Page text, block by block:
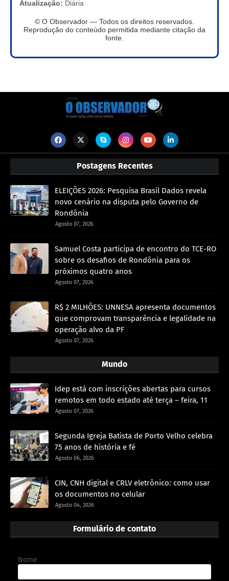
Atualização: Diária
© O Observador — Todos os direitos reservados.
Reprodução do conteúdo permitida mediante citação da
fonte.
Postagens Recentes
ELEIÇÕES 2026: Pesquisa Brasil Dados revela
novo cenário na disputa pelo Governo de
Rondônia
Agosto 07, 2026
Samuel Costa participa de encontro do TCE-RO
sobre os desafios de Rondônia para os
próximos quatro anos
Agosto 07, 2026
R$ 2 MILHÕES: UNNESA apresenta documentos
que comprovam transparência e legalidade na
operação alvo da PF
Agosto 07, 2026
Mundo
Idep está com inscrições abertas para cursos
remotos em todo estado até terça – feira, 11
Agosto 07, 2026
Segunda Igreja Batista de Porto Velho celebra
75 anos de história e fé
Agosto 06, 2026
CIN, CNH digital e CRLV eletrônico: como usar
os documentos no celular
Agosto 04, 2026
Formulário de contato
Nome